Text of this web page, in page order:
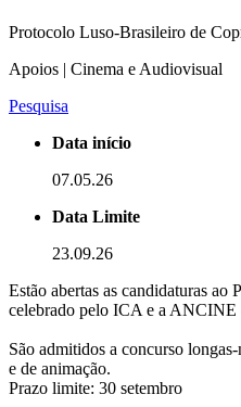
Protocolo Luso-Brasileiro de
Apoios | Cinema e Audiovisual
Pesquisa
Data início
07.05.26
Data Limite
23.09.26
Estão abertas as candidaturas
celebrado pelo ICA e a
São admitidos a concurso
e de animação.
Prazo limite: 30 setembro